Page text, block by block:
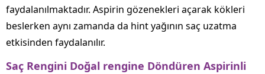
faydalanılmaktadır. Aspirin gözenekleri açarak kökleri
beslerken aynı zamanda da hint yağının saç uzatma
etkisinden faydalanılır.
Saç Rengini Doğal rengine Döndüren Aspirinli